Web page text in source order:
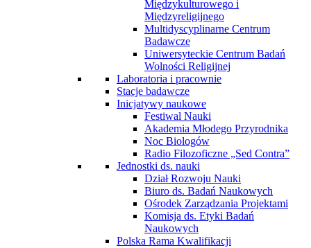
Międzykulturowego i
Międzyreligijnego
Multidyscyplinarne Centrum
Badawcze
Uniwersyteckie Centrum Badań
Wolności Religijnej
Laboratoria i pracownie
Stacje badawcze
Inicjatywy naukowe
Festiwal Nauki
Akademia Młodego Przyrodnika
Noc Biologów
Radio Filozoficzne „Sed Contra”
Jednostki ds. nauki
Dział Rozwoju Nauki
Biuro ds. Badań Naukowych
Ośrodek Zarządzania Projektami
Komisja ds. Etyki Badań
Naukowych
Polska Rama Kwalifikacji